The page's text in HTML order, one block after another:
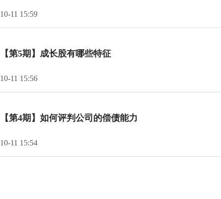
10-11 15:59
【第5期】成长股有哪些特征
10-11 15:56
【第4期】如何评判公司的偿债能力
10-11 15:54